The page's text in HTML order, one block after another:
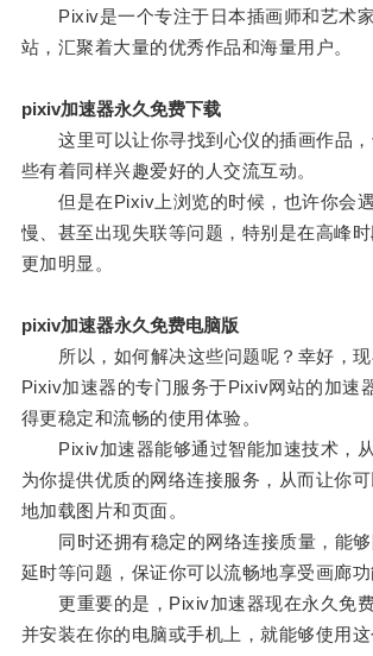
Pixiv是一个专注于日本插画师和艺术家
站，汇聚着大量的优秀作品和海量用户。
pixiv加速器永久免费下载
这里可以让你寻找到心仪的插画作品，
些有着同样兴趣爱好的人交流互动。
但是在Pixiv上浏览的时候，也许你会
慢、甚至出现失联等问题，特别是在高峰
更加明显。
pixiv加速器永久免费电脑版
所以，如何解决这些问题呢？幸好，现
Pixiv加速器的专门服务于Pixiv网站的加速
得更稳定和流畅的使用体验。
Pixiv加速器能够通过智能加速技术，从
为你提供优质的网络连接服务，从而让你
地加载图片和页面。
同时还拥有稳定的网络连接质量，能够
延时等问题，保证你可以流畅地享受画廊功
更重要的是，Pixiv加速器现在永久免费
并安装在你的电脑或手机上，就能够使用